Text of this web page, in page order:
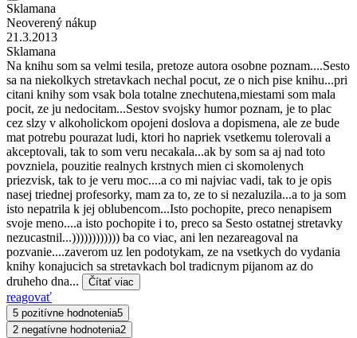
Sklamana
Neoverený nákup
21.3.2013
Sklamana
Na knihu som sa velmi tesila, pretoze autora osobne poznam....Sesto
sa na niekolkych stretavkach nechal pocut, ze o nich pise knihu...pri
citani knihy som vsak bola totalne znechutena,miestami som mala
pocit, ze ju nedocitam...Sestov svojsky humor poznam, je to plac
cez slzy v alkoholickom opojeni doslova a dopismena, ale ze bude
mat potrebu pourazat ludi, ktori ho napriek vsetkemu tolerovali a
akceptovali, tak to som veru necakala...ak by som sa aj nad toto
povzniela, pouzitie realnych krstnych mien ci skomolenych
priezvisk, tak to je veru moc....a co mi najviac vadi, tak to je opis
nasej triednej profesorky, mam za to, ze to si nezaluzila...a to ja som
isto nepatrila k jej oblubencom...Isto pochopite, preco nenapisem
svoje meno....a isto pochopite i to, preco sa Sesto ostatnej stretavky
nezucastnil...)))))))))))) ba co viac, ani len nezareagoval na
pozvanie....zaverom uz len podotykam, ze na vsetkych do vydania
knihy konajucich sa stretavkach bol tradicnym pijanom az do
druheho dna...
Čítať viac
reagovať
5 pozitívne hodnotenia5
2 negatívne hodnotenia2